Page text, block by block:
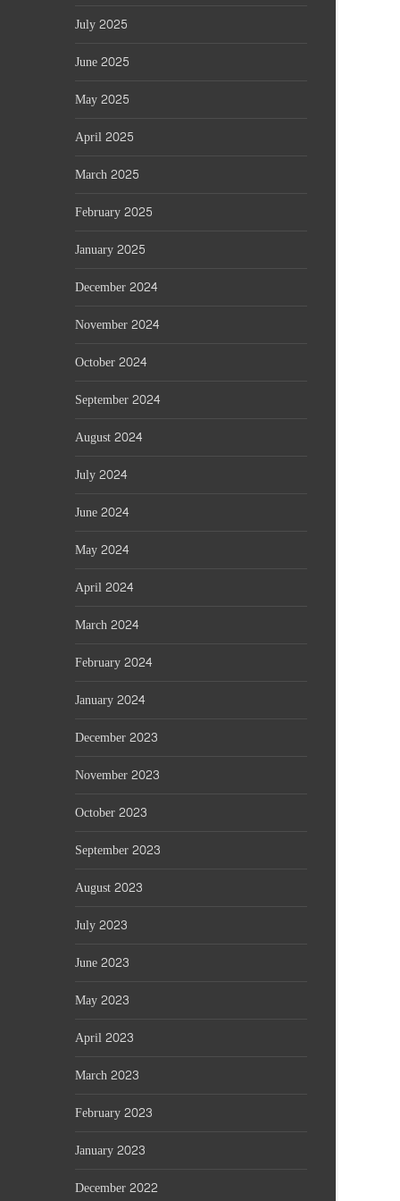
July 2025
June 2025
May 2025
April 2025
March 2025
February 2025
January 2025
December 2024
November 2024
October 2024
September 2024
August 2024
July 2024
June 2024
May 2024
April 2024
March 2024
February 2024
January 2024
December 2023
November 2023
October 2023
September 2023
August 2023
July 2023
June 2023
May 2023
April 2023
March 2023
February 2023
January 2023
December 2022